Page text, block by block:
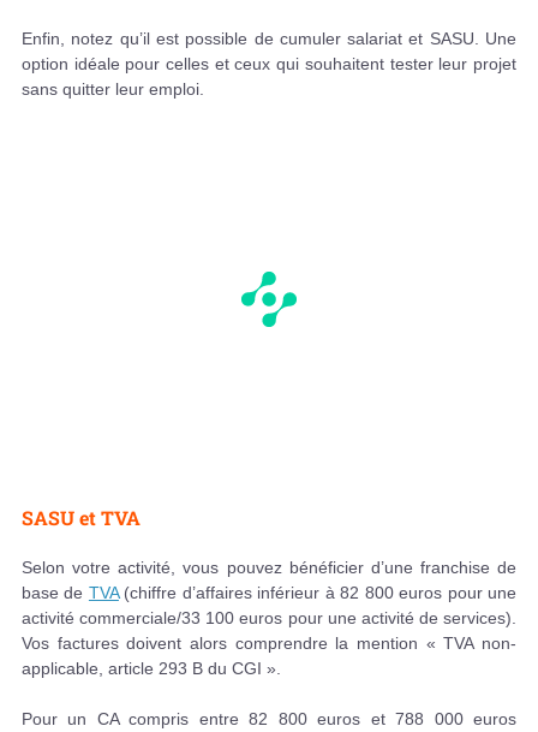
Enfin, notez qu’il est possible de cumuler salariat et SASU. Une
option idéale pour celles et ceux qui souhaitent tester leur projet
sans quitter leur emploi.
SASU et TVA
Selon votre activité, vous pouvez bénéficier d’une franchise de
base de TVA(chiffre d’affaires inférieur à 82 800 euros pour une
activité commerciale/33 100 euros pour une activité de services).
Vos factures doivent alors comprendre la mention « TVA non-
applicable, article 293 B du CGI ».
Pour un CA compris entre 82 800 euros et 788 000 euros